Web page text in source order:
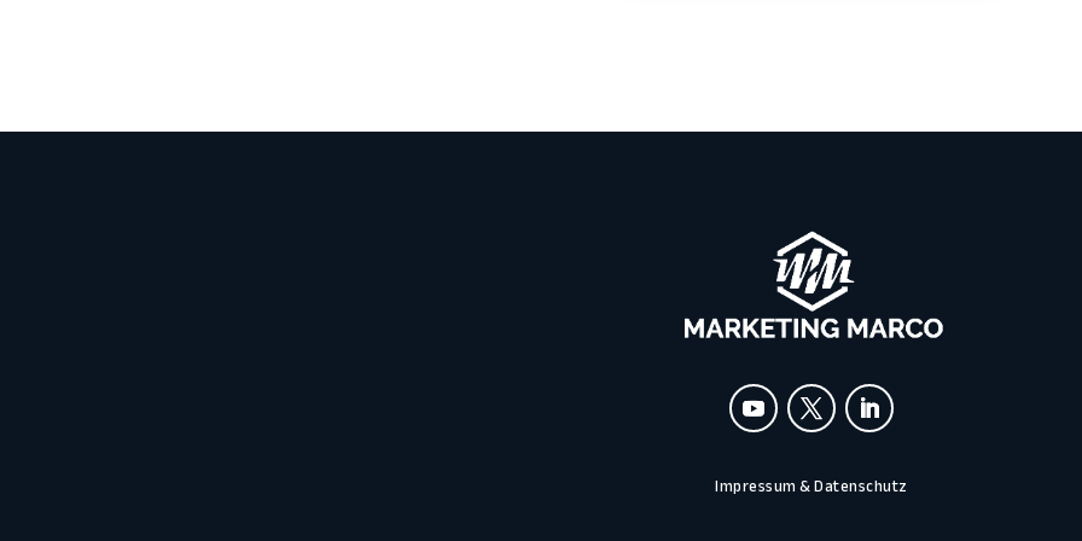
Impressum & Datenschutz